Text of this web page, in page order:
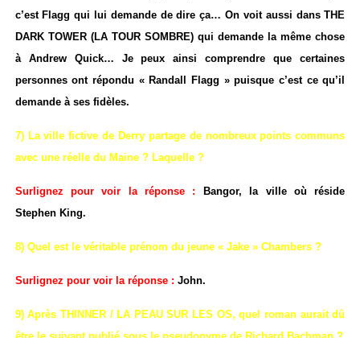
c’est Flagg qui lui demande de dire ça… On voit aussi dans THE
DARK TOWER (LA TOUR SOMBRE) qui demande la même chose
à Andrew Quick… Je peux ainsi comprendre que certaines
personnes ont répondu « Randall Flagg » puisque c’est ce qu’il
demande à ses fidèles.
7) La ville fictive de Derry partage de nombreux points communs
avec une réelle du Maine ? Laquelle ?
Surlignez pour voir la réponse :
Bangor, la ville où réside
Stephen King.
8) Quel est le véritable prénom du jeune « Jake » Chambers ?
Surlignez pour voir la réponse : John.
9) Après THINNER / LA PEAU SUR LES OS, quel roman aurait dû